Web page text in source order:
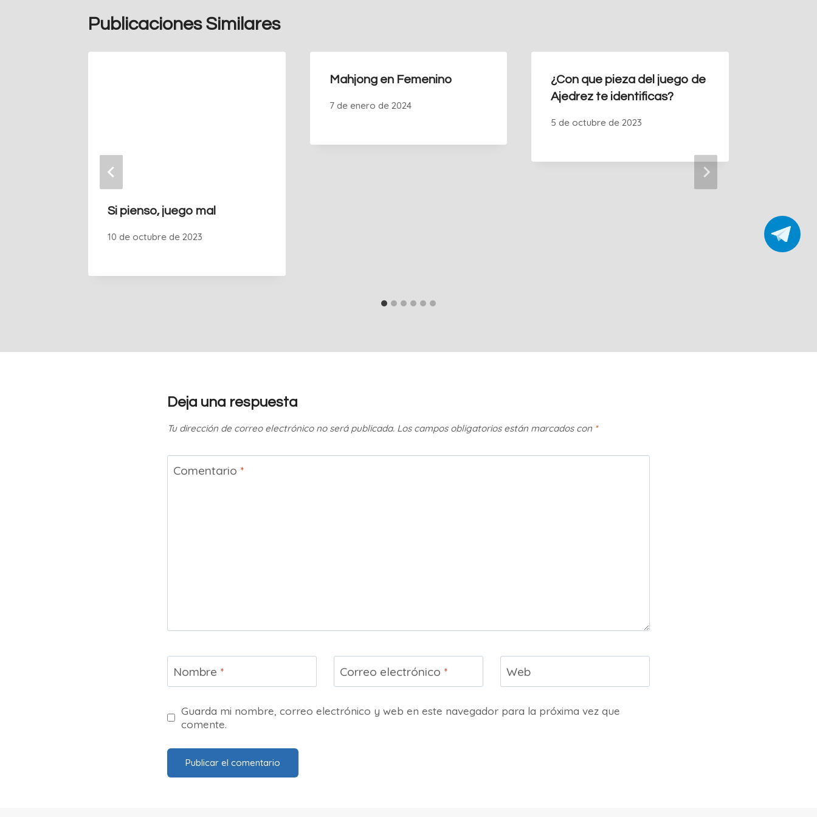
Publicaciones Similares
Si pienso, juego mal
10 de octubre de 2023
Mahjong en Femenino
7 de enero de 2024
¿Con que pieza del juego de
Ajedrez te identificas?
5 de octubre de 2023
Deja una respuesta
Tu dirección de correo electrónico no será publicada. Los campos obligatorios están marcados con *
Comentario *
Nombre * Correo electrónico * Web
Guarda mi nombre, correo electrónico y web en este navegador para la próxima vez que
comente.